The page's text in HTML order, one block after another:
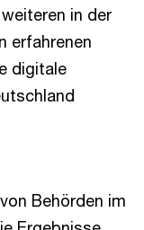
in der
erfahrenen
digitale
Behörden im